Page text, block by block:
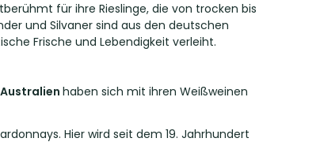
für ihre Rieslinge, die von trocken bis
und Silvaner sind aus den deutschen
Frische und Lebendigkeit verleiht.
haben sich mit ihren Weißweinen
Hier wird seit dem 19. Jahrhundert